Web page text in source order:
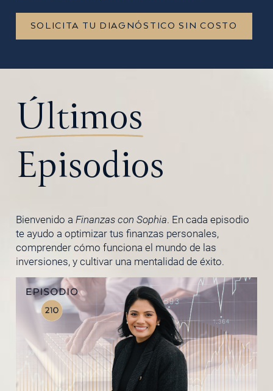
SOLICITA TU DIAGNÓSTICO SIN COSTO
Últimos
Episodios
Bienvenido a Finanzas con Sophia. En cada episodio
te ayudo a optimizar tus finanzas personales,
comprender cómo funciona el mundo de las
inversiones, y cultivar una mentalidad de éxito.